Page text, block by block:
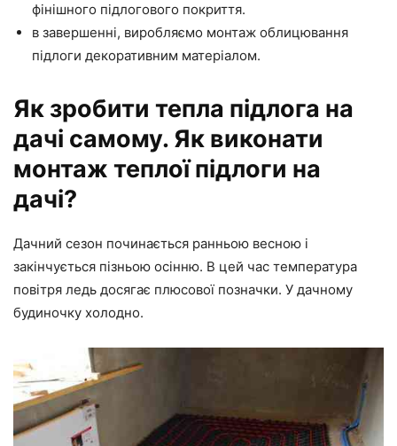
фінішного підлогового покриття.
в завершенні, виробляємо монтаж облицювання
підлоги декоративним матеріалом.
Як зробити тепла підлога на
дачі самому. Як виконати
монтаж теплої підлоги на
дачі?
Дачний сезон починається ранньою весною і
закінчується пізньою осінню. В цей час температура
повітря ледь досягає плюсової позначки. У дачному
будиночку холодно.